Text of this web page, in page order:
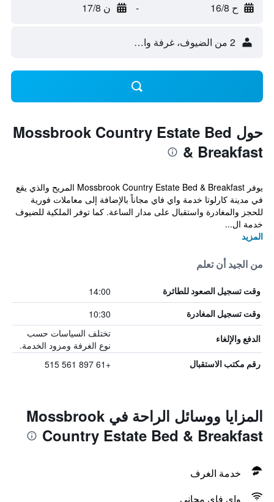
ح 16/8 - ن 17/8
2 من الضيوف، غرفة واحدة
حول Mossbrook Country Estate Bed
& Breakfast
يوفر Mossbrook Country Estate Bed & Breakfast المريح والذي يقع
في مدينة كارلوتا خدمة واي فاي مجاناً بالإضافة إلى معاملات فورية
للحجز والمغادرة واستقبال على مدار الساعة. كما توفر الملكية للضيوف
خدمة ال...
المزيد
من الجيد أن تعلم
وقت تسجيل الصعود للطائرة 14:00
وقت تسجيل المغادرة 10:30
الدفع والإلغاء
تختلف السياسات حسب
نوع الغرفة ومزود الخدمة.
رقم مكتب الاستقبال +61 897 561 515
المزايا ووسائل الراحة في Mossbrook
Country Estate Bed & Breakfast
خدمة الغرف
واي فاي مجاني